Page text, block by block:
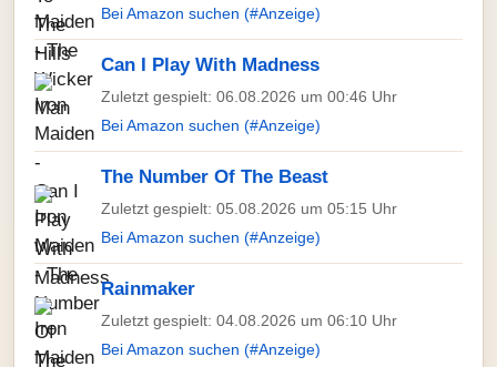
Bei Amazon suchen (#Anzeige)
Can I Play With Madness
Zuletzt gespielt: 06.08.2026 um 00:46 Uhr
Bei Amazon suchen (#Anzeige)
The Number Of The Beast
Zuletzt gespielt: 05.08.2026 um 05:15 Uhr
Bei Amazon suchen (#Anzeige)
Rainmaker
Zuletzt gespielt: 04.08.2026 um 06:10 Uhr
Bei Amazon suchen (#Anzeige)